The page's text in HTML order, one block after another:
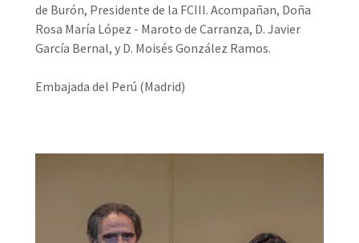
de Burón, Presidente de la FCIII. Acompañan, Doña
Rosa María López - Maroto de Carranza, D. Javier
García Bernal, y D. Moisés González Ramos.
Embajada del Perú (Madrid)